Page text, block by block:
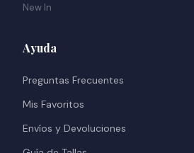
New In
Ayuda
Preguntas Frecuentes
Mis Favoritos
Envíos y Devoluciones